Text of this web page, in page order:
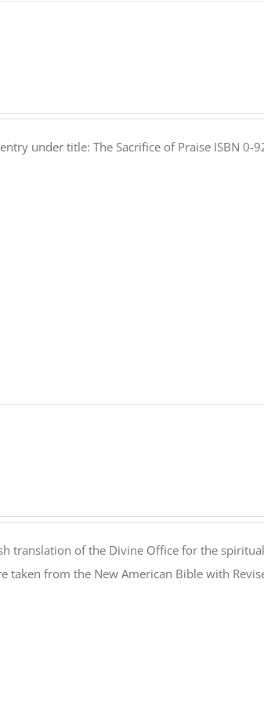
under title: The Sacrifice of Praise ISBN 0-
translation of the Divine Office for the
taken from the New American Bible with